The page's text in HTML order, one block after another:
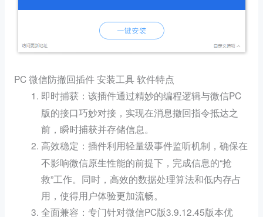
PC 微信防撤回插件 安装工具 软件特点
即时捕获 ：该插件通过精妙的编程逻辑与微信PC
版的接口巧妙对接，实现在消息撤回指令抵达之
前，瞬时捕获并存储信息。
高效稳定 ：插件利用轻量级事件监听机制，确保在
不影响微信原生性能的前提下，完成信息的“抢
救”工作。同时，高效的数据处理算法和低内存占
用，使得用户体验更加流畅。
全面兼容 ：专门针对微信PC版3.9.12.45版本优